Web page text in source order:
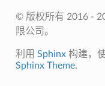
© 版权所有 2016 -
限公司。
利用 Sphinx构建，
Sphinx Theme.